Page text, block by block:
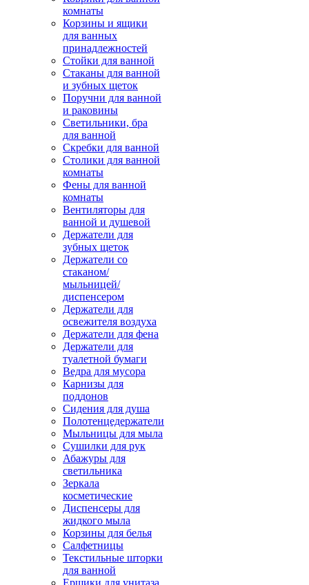
комнаты
Корзины и ящики
для ванных
принадлежностей
Стойки для ванной
Стаканы для ванной
и зубных щеток
Поручни для ванной
и раковины
Светильники, бра
для ванной
Скребки для ванной
Столики для ванной
комнаты
Фены для ванной
комнаты
Вентиляторы для
ванной и душевой
Держатели для
зубных щеток
Держатели со
стаканом/
мыльницей/
диспенсером
Держатели для
освежителя воздуха
Держатели для фена
Держатели для
туалетной бумаги
Ведра для мусора
Карнизы для
поддонов
Сидения для душа
Полотенцедержатели
Мыльницы для мыла
Сушилки для рук
Абажуры для
светильника
Зеркала
косметические
Диспенсеры для
жидкого мыла
Корзины для белья
Салфетницы
Текстильные шторки
для ванной
Ершики для унитаза